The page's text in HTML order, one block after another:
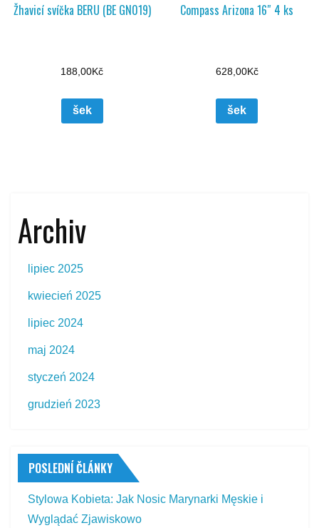
Žhavicí svíčka BERU (BE GN019)
188,00Kč
šek
Compass Arizona 16″ 4 ks
628,00Kč
šek
Archiv
lipiec 2025
kwiecień 2025
lipiec 2024
maj 2024
styczeń 2024
grudzień 2023
POSLEDNÍ ČLÁNKY
Stylowa Kobieta: Jak Nosic Marynarki Męskie i
Wyglądać Zjawiskowo